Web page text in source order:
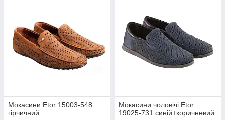
Мокасини Etor 15003-548
гірчичний
Мокасини чоловічі Etor
19025-731 синій+коричневий